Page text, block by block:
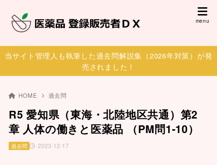
当サイト管理人も執筆した過去問解説集（2026年対策）が発
売されました！
HOME 過去問
R5 愛知県（東海・北陸地区共通）第2
章 人体の働きと医薬品 （PM問1-10）
2023-12-17
過去問